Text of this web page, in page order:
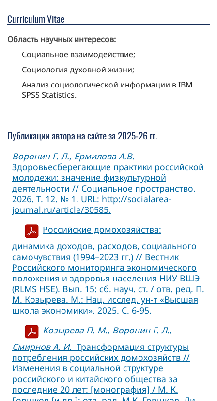
Curriculum Vitae
Область научных интересов:
Социальное взаимодействие;
Социология духовной жизни;
Анализ социологической информации в IBM
SPSS Statistics.
Публикации автора на сайте за 2025-26 гг.
Воронин Г. Л., Ермилова А.В.
Здоровьесберегающие практики российской
молодежи: значение физкультурной
деятельности // Социальное пространство.
2026. Т. 12. № 1. URL: http://socialarea-
journal.ru/article/30585.
Российские домохозяйства:
динамика доходов, расходов, социального
самочувствия (1994–2023 гг.) // Вестник
Российского мониторинга экономического
положения и здоровья населения НИУ ВШЭ
(RLMS HSE). Вып. 15: сб. науч. ст. / отв. ред. П.
М. Козырева. М.: Нац. исслед. ун-т «Высшая
школа экономики», 2025. С. 6-95.
Козырева П. М., Воронин Г. Л.,
Смирнов А. И. Трансформация структуры
потребления российских домохозяйств //
Изменения в социальной структуре
российского и китайского общества за
последние 20 лет: [монография] / М. К.